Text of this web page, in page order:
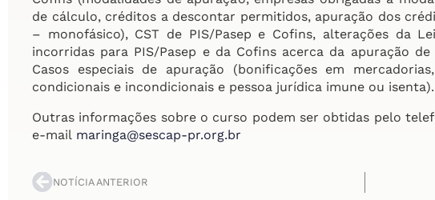
de cálculo, créditos a descontar permitidos, apuração dos
– monofásico), CST de PIS/Pasep e Cofins, alterações da
incorridas para PIS/Pasep e da Cofins acerca da apuração
Casos especiais de apuração (bonificações em
condicionais e incondicionais e pessoa jurídica imune ou isenta).
Outras informações sobre o curso podem ser obtidas pelo
e-mail maringa@sescap-pr.org.br
NOTÍCIA ANTERIOR